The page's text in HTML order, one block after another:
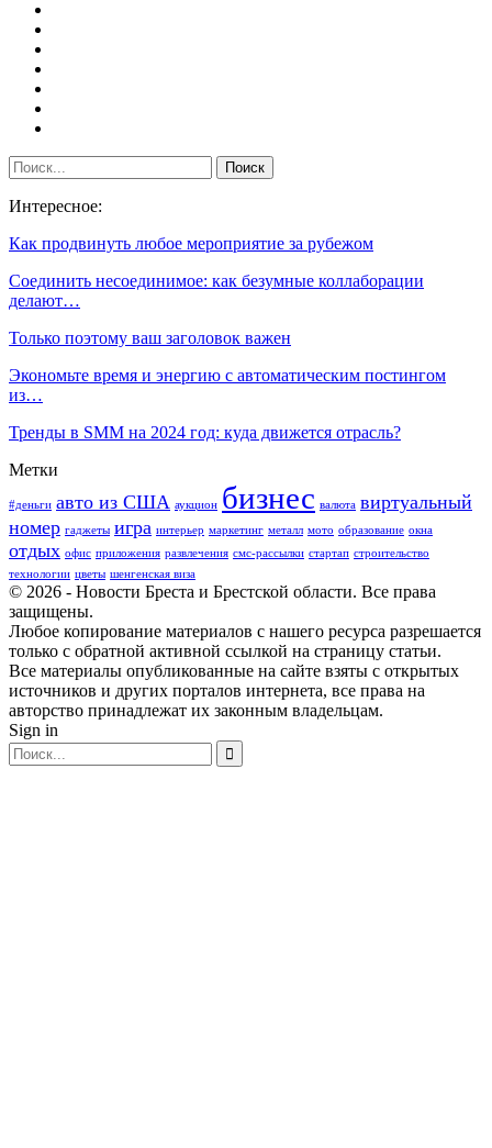
Интересное:
Как продвинуть любое мероприятие за рубежом
Соединить несоединимое: как безумные коллаборации
делают…
Только поэтому ваш заголовок важен
Экономьте время и энергию с автоматическим постингом
из…
Тренды в SMM на 2024 год: куда движется отрасль?
Метки
#деньги авто из США аукцион бизнес валюта виртуальный
номер гаджеты игра интерьер маркетинг металл мото образование окна
отдых офис приложения развлечения смс-рассылки стартап строительство
технологии цветы шенгенская виза
© 2026 - Новости Бреста и Брестской области. Все права
защищены.
Любое копирование материалов с нашего ресурса разрешается
только с обратной активной ссылкой на страницу статьи.
Все материалы опубликованные на сайте взяты с открытых
источников и других порталов интернета, все права на
авторство принадлежат их законным владельцам.
Sign in